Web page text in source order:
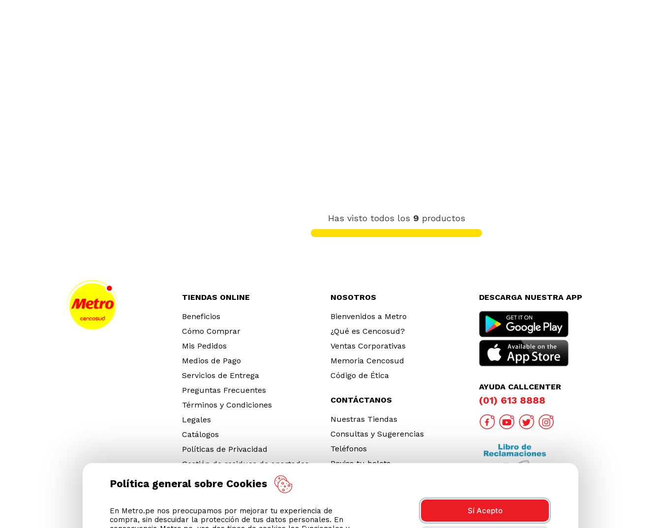
Has visto todos los 9 productos
TIENDAS ONLINE
Beneficios
Cómo Comprar
Mis Pedidos
Medios de Pago
Servicios de Entrega
Preguntas Frecuentes
Términos y Condiciones
Legales
Catálogos
Políticas de Privacidad
Gestión de residuos de apartados
Gestión de Neumáticos Fuera de Uso
Descargar App
Cyber Metro 2026
NOSOTROS
Bienvenidos a Metro
¿Qué es Cencosud?
Ventas Corporativas
Memoria Cencosud
Código de Ética
CONTÁCTANOS
Nuestras Tiendas
Consultas y Sugerencias
Teléfonos
Revisa tu boleta
DESCARGA NUESTRA APP
AYUDA CALLCENTER
(01) 613 8888
Política general sobre Cookies
En Metro.pe nos preocupamos por mejorar tu experiencia de
compra, sin descuidar la protección de tus datos personales. En
Sí Acepto